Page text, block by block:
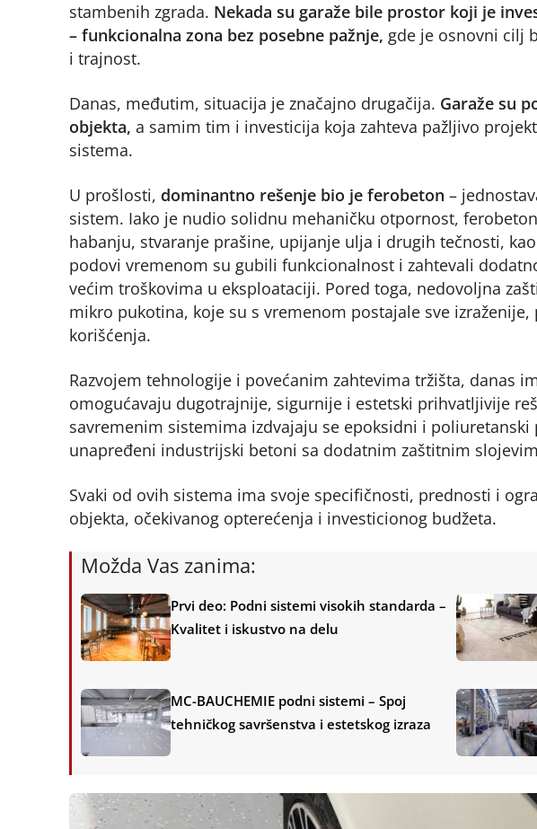
stambenih zgrada. Nekada su garaže bile prostor koji je
– funkcionalna zona bez posebne pažnje, gde je osnovni cilj
i trajnost.
Danas, međutim, situacija je značajno drugačija. Garaže su
objekta, a samim tim i investicija koja zahteva pažljivo
sistema.
U prošlosti, dominantno rešenje bio je ferobeton –
sistem. Iako je nudio solidnu mehaničku otpornost,
habanju, stvaranje prašine, upijanje ulja i drugih tečnosti,
podovi vremenom su gubili funkcionalnost i zahtevali
većim troškovima u eksploataciji. Pored toga, nedovoljna
mikro pukotina, koje su s vremenom postajale sve
korišćenja.
Razvojem tehnologije i povećanim zahtevima tržišta, danas
omogućavaju dugotrajnije, sigurnije i estetski prihvatljivije
savremenim sistemima izdvajaju se epoksidni i
unapređeni industrijski betoni sa dodatnim zaštitnim
Svaki od ovih sistema ima svoje specifičnosti, prednosti i
objekta, očekivanog opterećenja i investicionog budžeta.
Možda Vas zanima:
Prvi deo: Podni sistemi visokih standarda –
Kvalitet i iskustvo na delu
MC-BAUCHEMIE podni sistemi – Spoj
tehničkog savršenstva i estetskog izraza